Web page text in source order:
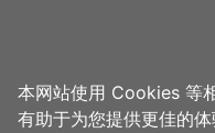
首页 > 想去的地方 > 美食、
本网站使用 Cookies 等
有助于为您提供更佳的